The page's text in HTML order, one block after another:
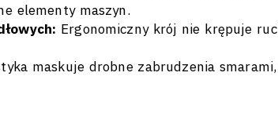
elementy maszyn.
Ergonomiczny krój nie krępuje
maskuje drobne zabrudzenia